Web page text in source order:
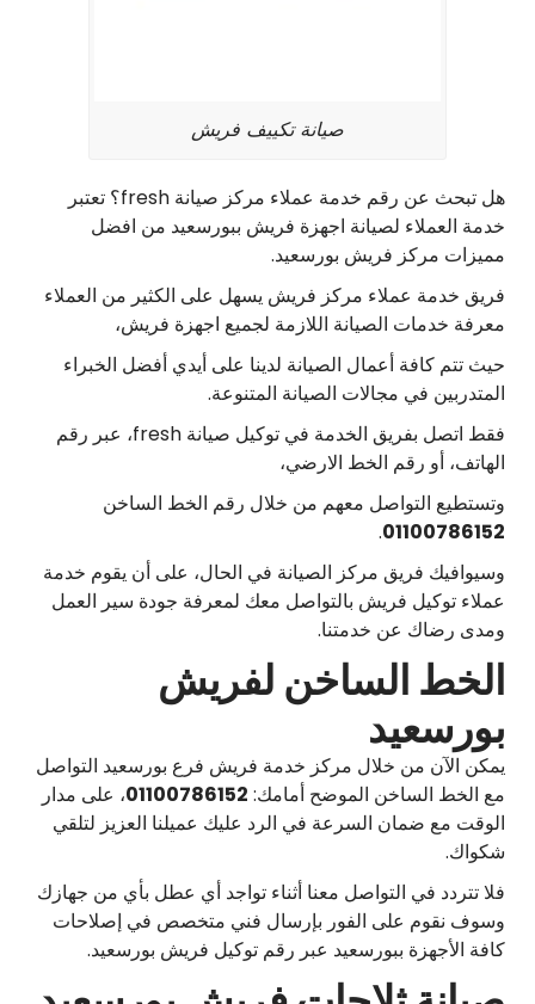
صيانة تكييف فريش
هل تبحث عن رقم خدمة عملاء مركز صيانة fresh؟ تعتبر
خدمة العملاء لصيانة اجهزة فريش ببورسعيد من افضل
مميزات مركز فريش بورسعيد.
فريق خدمة عملاء مركز فريش يسهل على الكثير من العملاء
معرفة خدمات الصيانة اللازمة لجميع اجهزة فريش،
حيث تتم كافة أعمال الصيانة لدينا على أيدي أفضل الخبراء
المتدربين في مجالات الصيانة المتنوعة.
فقط اتصل بفريق الخدمة في توكيل صيانة fresh، عبر رقم
الهاتف، أو رقم الخط الارضي،
وتستطيع التواصل معهم من خلال رقم الخط الساخن
01100786152
.
وسيوافيك فريق مركز الصيانة في الحال، على أن يقوم خدمة
عملاء توكيل فريش بالتواصل معك لمعرفة جودة سير العمل
ومدى رضاك عن خدمتنا.
الخط الساخن لفريش
بورسعيد
يمكن الآن من خلال مركز خدمة فريش فرع بورسعيد التواصل
مع الخط الساخن الموضح أمامك:01100786152، على مدار
الوقت مع ضمان السرعة في الرد عليك عميلنا العزيز لتلقي
شكواك.
فلا تتردد في التواصل معنا أثناء تواجد أي عطل بأي من جهازك
وسوف نقوم على الفور بإرسال فني متخصص في إصلاحات
كافة الأجهزة ببورسعيد عبر رقم توكيل فريش بورسعيد.